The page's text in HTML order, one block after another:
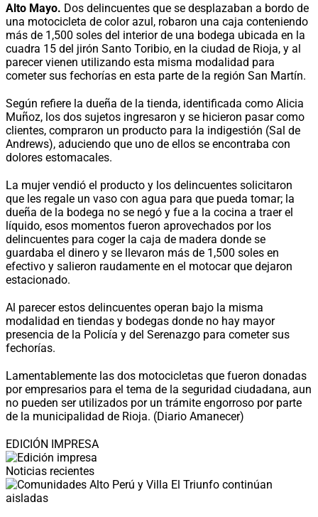
Alto Mayo. Dos delincuentes que se desplazaban a bordo de
una motocicleta de color azul, robaron una caja conteniendo
más de 1,500 soles del interior de una bodega ubicada en la
cuadra 15 del jirón Santo Toribio, en la ciudad de Rioja, y al
parecer vienen utilizando esta misma modalidad para
cometer sus fechorías en esta parte de la región San Martín.
Según refiere la dueña de la tienda, identificada como Alicia
Muñoz, los dos sujetos ingresaron y se hicieron pasar como
clientes, compraron un producto para la indigestión (Sal de
Andrews), aduciendo que uno de ellos se encontraba con
dolores estomacales.
La mujer vendió el producto y los delincuentes solicitaron
que les regale un vaso con agua para que pueda tomar; la
dueña de la bodega no se negó y fue a la cocina a traer el
líquido, esos momentos fueron aprovechados por los
delincuentes para coger la caja de madera donde se
guardaba el dinero y se llevaron más de 1,500 soles en
efectivo y salieron raudamente en el motocar que dejaron
estacionado.
Al parecer estos delincuentes operan bajo la misma
modalidad en tiendas y bodegas donde no hay mayor
presencia de la Policía y del Serenazgo para cometer sus
fechorías.
Lamentablemente las dos motocicletas que fueron donadas
por empresarios para el tema de la seguridad ciudadana, aun
no pueden ser utilizados por un trámite engorroso por parte
de la municipalidad de Rioja. (Diario Amanecer)
EDICIÓN IMPRESA
Noticias recientes